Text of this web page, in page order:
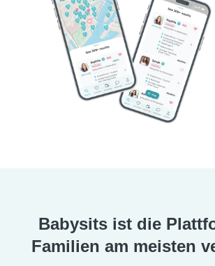
Babysits ist die
Familien am meisten